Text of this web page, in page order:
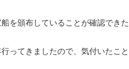
を頒布していることが確認でき
ってきましたので、気付いたこ